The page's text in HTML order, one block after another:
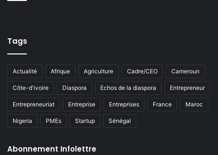
Tags
Actualité Afrique Agriculture Cadre/CEO Cameroun
Côte-d'ivoire Diaspora Echos de la diaspora Entrepreneur
Entrepreneuriat Entreprise Entreprises France Maroc
Nigeria PMEs Startup Sénégal
Abonnement Infolettre